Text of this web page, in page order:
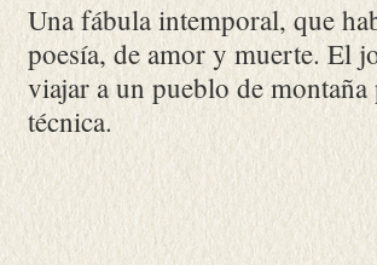
Una fábula intemporal, que
poesía, de amor y muerte. El
viajar a un pueblo de
técnica.